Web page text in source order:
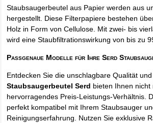
Staubsaugerbeutel aus Papier werden aus
hergestellt. Diese Filterpapiere bestehen
Holz in Form von Cellulose. Mit zwei- bis
wird eine Staubfiltrationswirkung von bis zu
Passgenaue Modelle für Ihre Serd
Entdecken Sie die unschlagbare Qualität
Staubsaugerbeutel Serd bieten Ihnen
hervorragendes Preis-Leistungs-Verhältnis.
perfekt kompatibel mit Ihrem Staubsauger
Reinigungserfahrung. Nutzen Sie exklusive